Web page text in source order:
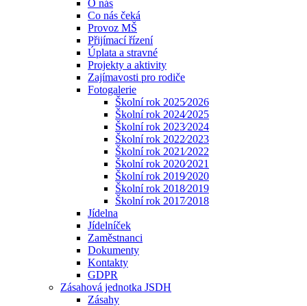
O nás
Co nás čeká
Provoz MŠ
Přijímací řízení
Úplata a stravné
Projekty a aktivity
Zajímavosti pro rodiče
Fotogalerie
Školní rok 2025⁄2026
Školní rok 2024⁄2025
Školní rok 2023⁄2024
Školní rok 2022⁄2023
Školní rok 2021⁄2022
Školní rok 2020⁄2021
Školní rok 2019⁄2020
Školní rok 2018⁄2019
Školní rok 2017⁄2018
Jídelna
Jídelníček
Zaměstnanci
Dokumenty
Kontakty
GDPR
Zásahová jednotka JSDH
Zásahy